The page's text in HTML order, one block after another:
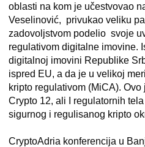
oblasti na kom je učestvovao
Veselinović, privukao veliku
zadovoljstvom podelio svoje
regulativom digitalne imovine.
digitalnoj imovini Republike
ispred EU, a da je u velikoj
kripto regulativom (MiCA).
Crypto 12, ali I regulatornih
sigurnog i regulisanog kripto
CryptoAdria konferencija u